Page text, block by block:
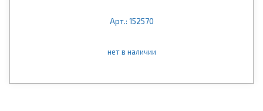
Арт.: 152570
нет в наличии